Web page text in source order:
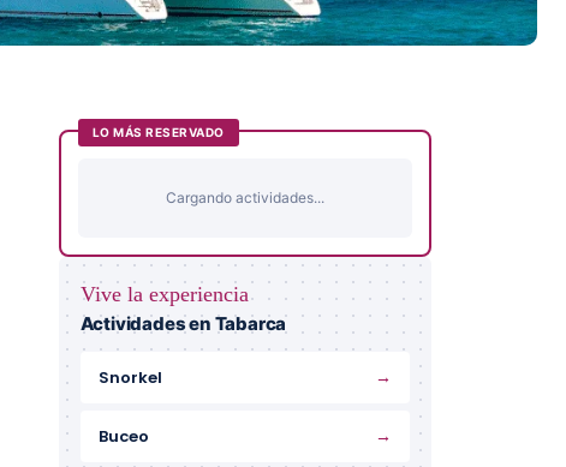
LO MÁS RESERVADO
Cargando actividades...
Vive la experiencia
Actividades en Tabarca
Snorkel →
Buceo →